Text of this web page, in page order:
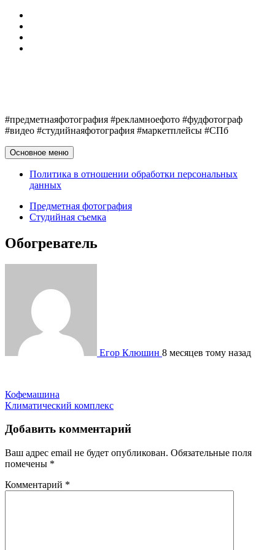
Перейти
содержимому
#предметнаяфотография #рекламноефото #фудфотограф
#видео #студийнаяфотография #маркетплейсы #СПб
Основное меню
Политика в отношении обработки персональных
данных
Предметная фотография
Студийная съемка
Обогреватель
Егор Клюшин 8 месяцев тому назад
Навигация
по
записям
Кофемашина
Климатический комплекс
Добавить комментарий
Ваш адрес email не будет опубликован. Обязательные поля
помечены *
Комментарий *